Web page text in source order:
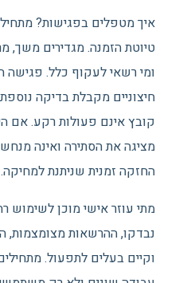
איך מטפלים בפגישות?
טיוטת הזמנה. מגדירים משך,
ומי רשאי לעקוף כלל.
חיצוניים מקבלת בדיקה
קובץ אינם פעולות רקע. אם
מציגה את הסתירה ואינה
החזקה זמנית שניתנת למחיקה.
מתי עוזר אישי מוכן
נבדקו, ההרשאות מצומצמות,
וקיים בעלים לתפעול.